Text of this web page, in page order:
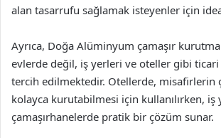
alan tasarrufu sağlamak isteyenler için
Ayrıca, Doğa Alüminyum çamaşır
evlerde değil, iş yerleri ve oteller gibi
tercih edilmektedir. Otellerde, misafirlerin
kolayca kurutabilmesi için kullanılırken, iş
çamaşırhanelerde pratik bir çözüm sunar.